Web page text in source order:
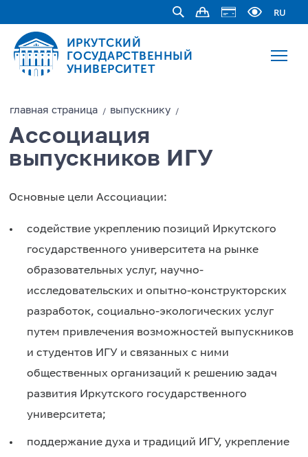
RU
ИРКУТСКИЙ
ГОСУДАРСТВЕННЫЙ
УНИВЕРСИТЕТ
главная страницa / выпускнику /
Ассоциация
выпускников ИГУ
Основные цели Ассоциации:
содействие укреплению позиций Иркутского
государственного университета на рынке
образовательных услуг, научно-
исследовательских и опытно-конструкторских
разработок, социально-экологических услуг
путем привлечения возможностей выпускников
и студентов ИГУ и связанных с ними
общественных организаций к решению задач
развития Иркутского государственного
университета;
поддержание духа и традиций ИГУ, укрепление